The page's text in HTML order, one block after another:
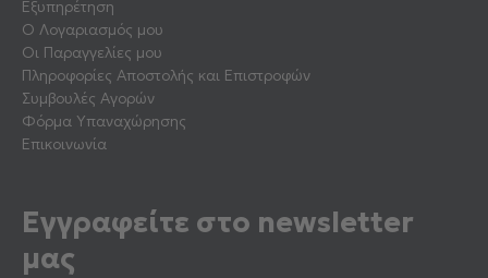
Εξυπηρέτηση
Ο Λογαριασμός μου
Οι Παραγγελίες μου
Πληροφορίες Αποστολής και Επιστροφών
Συμβουλές Αγορών
Φόρμα Υπαναχώρησης
Επικοινωνία
Εγγραφείτε στο newsletter
μας